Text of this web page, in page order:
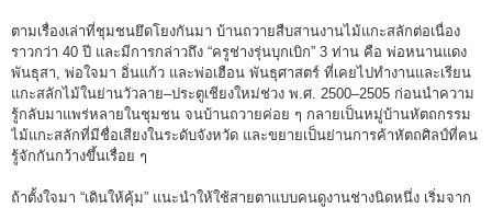
ตามเรื่องเล่าที่ชุมชนยึดโยงกันมา บ้านถวายสืบสานงานไม้แกะสลักต่อเนื่อง
ราวกว่า 40 ปี และมีการกล่าวถึง “ครูช่างรุ่นบุกเบิก” 3 ท่าน คือ พ่อหนานแดง
พันธุสา, พ่อใจมา อิ่นแก้ว และพ่อเฮือน พันธุศาสตร์ ที่เคยไปทำงานและเรียน
แกะสลักไม้ในย่านวัวลาย–ประตูเชียงใหม่ช่วง พ.ศ. 2500–2505 ก่อนนำความ
รู้กลับมาแพร่หลายในชุมชน จนบ้านถวายค่อย ๆ กลายเป็นหมู่บ้านหัตถกรรม
ไม้แกะสลักที่มีชื่อเสียงในระดับจังหวัด และขยายเป็นย่านการค้าหัตถศิลป์ที่คน
รู้จักกันกว้างขึ้นเรื่อย ๆ
ถ้าตั้งใจมา “เดินให้คุ้ม” แนะนำให้ใช้สายตาแบบคนดูงานช่างนิดหนึ่ง เริ่มจาก